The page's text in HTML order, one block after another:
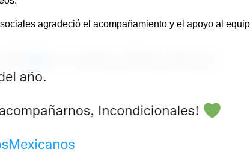
agradeció el acompañamiento y el apoyo al